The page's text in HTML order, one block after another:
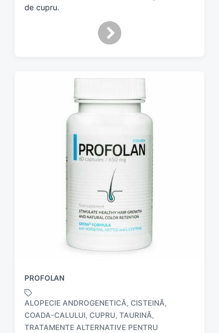
de cupru.
PROFOLAN
T
ALOPECIE ANDROGENETICĂ, CISTEINĂ,
COADA-CALULUI, CUPRU, TAURINĂ,
TRATAMENTE ALTERNATIVE PENTRU